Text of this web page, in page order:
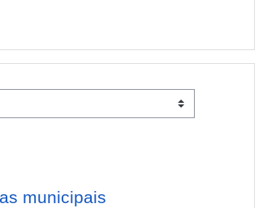
municipais